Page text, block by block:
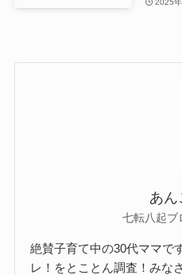
2025
あん
七転八起ブ
絶賛子育て中の30代ママで
レ！をとことん調査！みな